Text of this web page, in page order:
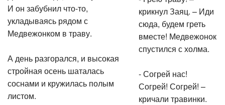
И он забубнил что-то,
укладываясь рядом с
Медвежонком в траву.
А день разгорался, и высокая
стройная осень шаталась
соснами и кружилась полым
листом.
крикнул Заяц. – Иди
сюда, будем греть
вместе! Медвежонок
спустился с холма.
- Согрей нас!
Согрей! Согрей! –
кричали травинки.